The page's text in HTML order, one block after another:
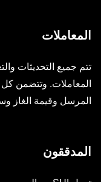
المعاملات
المعاملات. وتتضمن
المرسل وقيمة الغاز
المدققون